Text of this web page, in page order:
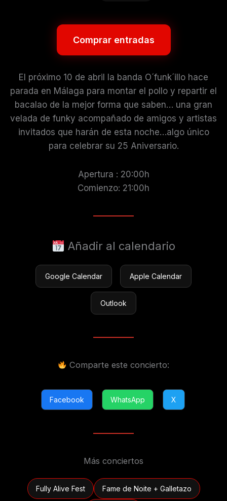
Comprar entradas
El próximo 10 de abril la banda O´funk´illo hace
parada en Málaga para montar el pollo y repartir el
bacalao de la mejor forma que saben… una gran
velada de funky acompañado de amigos y artistas
invitados que harán de esta noche…algo único
para celebrar su 25 Aniversario.
Apertura : 20:00h
Comienzo: 21:00h
Añadir al calendario
Google Calendar Apple Calendar
Outlook
Comparte este concierto:
Facebook WhatsApp X
Más conciertos
Fully Alive Fest Fame de Noite + Galletazo